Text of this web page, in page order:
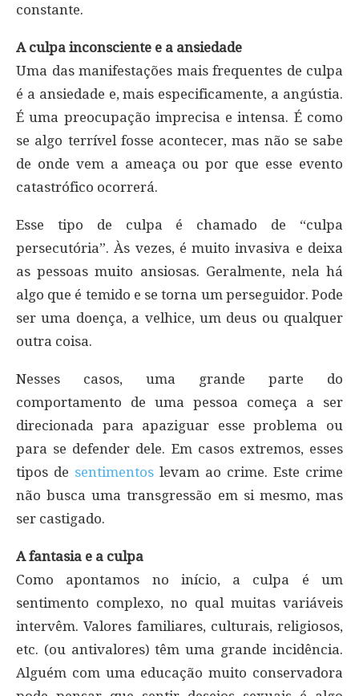
constante.
A culpa inconsciente e a ansiedade
Uma das manifestações mais frequentes de culpa
é a ansiedade e, mais especificamente, a angústia.
É uma preocupação imprecisa e intensa. É como
se algo terrível fosse acontecer, mas não se sabe
de onde vem a ameaça ou por que esse evento
catastrófico ocorrerá.
Esse tipo de culpa é chamado de “culpa
persecutória”. Às vezes, é muito invasiva e deixa
as pessoas muito ansiosas. Geralmente, nela há
algo que é temido e se torna um perseguidor. Pode
ser uma doença, a velhice, um deus ou qualquer
outra coisa.
Nesses casos, uma grande parte do
comportamento de uma pessoa começa a ser
direcionada para apaziguar esse problema ou
para se defender dele. Em casos extremos, esses
tipos de sentimentos levam ao crime. Este crime
não busca uma transgressão em si mesmo, mas
ser castigado.
A fantasia e a culpa
Como apontamos no início, a culpa é um
sentimento complexo, no qual muitas variáveis
intervêm. Valores familiares, culturais, religiosos,
etc. (ou antivalores) têm uma grande incidência.
Alguém com uma educação muito conservadora